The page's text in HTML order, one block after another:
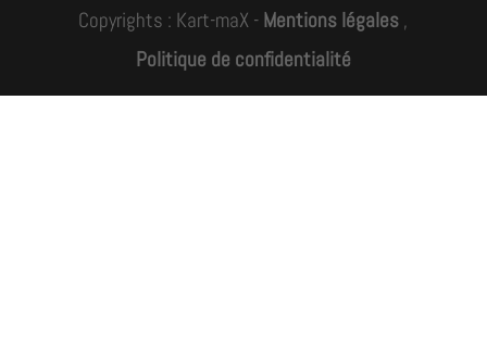
Copyrights : Kart-maX - Mentions légales ,
Politique de confidentialité